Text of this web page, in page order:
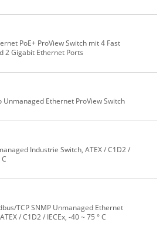
PoE+ ProView Switch mit 4 Fast
2 Gigabit Ethernet Ports
Unmanaged Ethernet ProView Switch
Industrie Switch, ATEX / C1D2 /
TCP SNMP Unmanaged Ethernet
/ C1D2 / IECEx, -40 ~ 75 ° C